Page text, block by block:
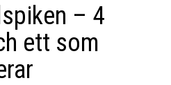
– 4
ett som